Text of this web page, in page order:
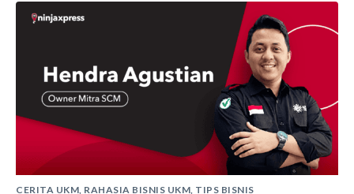
CERITA UKM, RAHASIA BISNIS UKM, TIPS BISNIS